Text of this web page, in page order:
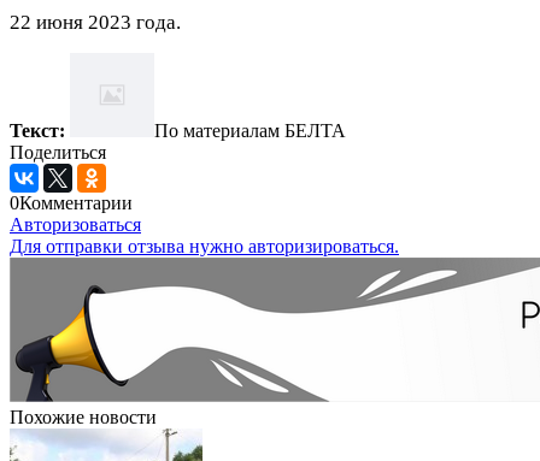
22 июня 2023 года.
Текст:
По материалам БЕЛТА
Поделиться
0Комментарии
Авторизоваться
Для отправки отзыва нужно авторизироваться.
Похожие новости